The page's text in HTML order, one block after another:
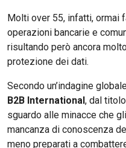
Molti over 55, infatti, ormai
operazioni bancarie e
risultando però ancora
protezione dei dati.
Secondo un’indagine
B2B International, dal
sguardo alle minacce che
mancanza di conoscenza
meno preparati a